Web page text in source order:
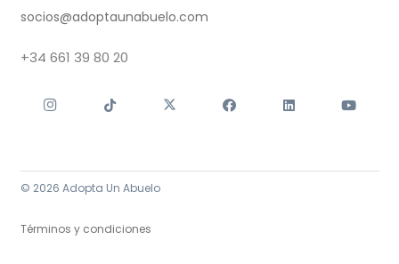
socios@adoptaunabuelo.com
+34 661 39 80 20
© 2026 Adopta Un Abuelo
Términos y condiciones